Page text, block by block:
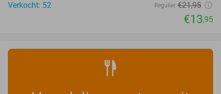
Verkocht: 52
Regulier €21,95
€13,95